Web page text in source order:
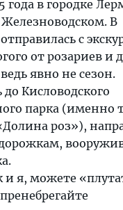
года в городке
В
с
от розариев и
явно не сезон.
Кисловодского
парка (именно
роз»),
и я, можете